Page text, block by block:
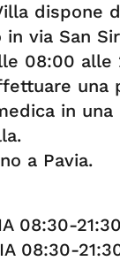
dispone
via San
08:00 alle
una
in
a Pavia.
08:30-21:30
08:30-